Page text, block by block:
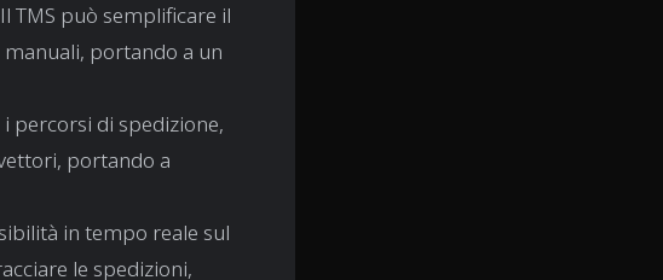
TMS può semplificare il
portando a un
percorsi di spedizione,
portando a
in tempo reale sul
le spedizioni,